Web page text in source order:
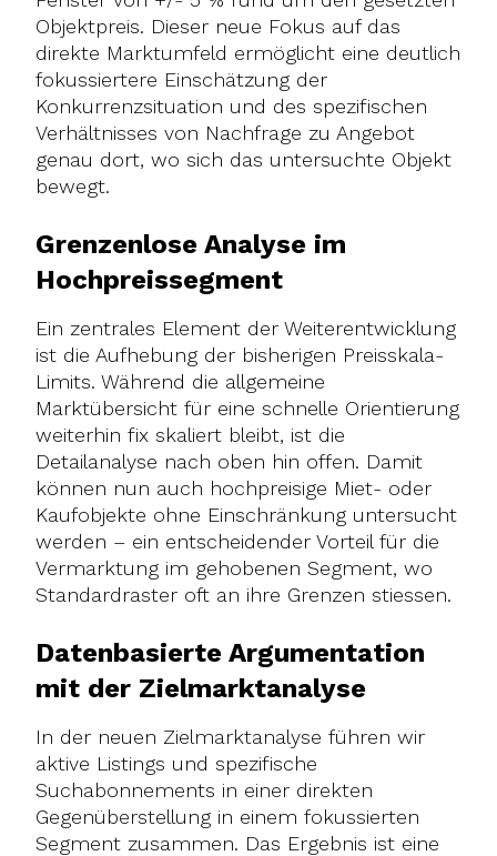
Objektpreis. Dieser neue Fokus auf das
direkte Marktumfeld ermöglicht eine deutlich
fokussiertere Einschätzung der
Konkurrenzsituation und des spezifischen
Verhältnisses von Nachfrage zu Angebot
genau dort, wo sich das untersuchte Objekt
bewegt.
Grenzenlose Analyse im
Hochpreissegment
Ein zentrales Element der Weiterentwicklung
ist die Aufhebung der bisherigen Preisskala-
Limits. Während die allgemeine
Marktübersicht für eine schnelle Orientierung
weiterhin fix skaliert bleibt, ist die
Detailanalyse nach oben hin offen. Damit
können nun auch hochpreisige Miet- oder
Kaufobjekte ohne Einschränkung untersucht
werden – ein entscheidender Vorteil für die
Vermarktung im gehobenen Segment, wo
Standardraster oft an ihre Grenzen stiessen.
Datenbasierte Argumentation
mit der Zielmarktanalyse
In der neuen Zielmarktanalyse führen wir
aktive Listings und spezifische
Suchabonnements in einer direkten
Gegenüberstellung in einem fokussierten
Segment zusammen. Das Ergebnis ist eine